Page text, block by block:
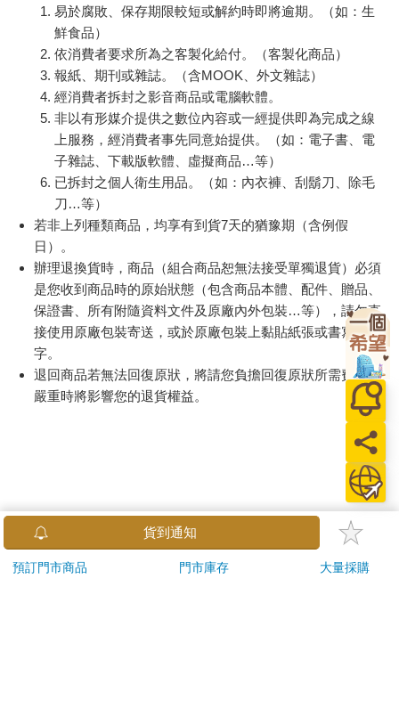
產品顏色可能會因網頁呈現與拍攝關係產生色差，圖片僅供
參考，商品依實際供貨樣式為準。
如果是大型商品（如：傢俱、床墊、家電、運動器材等）及
需安裝商品，請依商品頁面說明為主。訂單完成收款確認
後，出貨廠商將會和您聯繫確認相關配送等細節。
偏遠地區、樓層費及其它加價費用，皆由廠商於約定配送時
一併告知，廠商將保留出貨與否的權利。
提醒您！！
金石堂及銀行均不會請您操作ATM! 如接獲電話要求您前往
ATM提款機，請不要聽從指示，以免受騙上當！
退換貨須知：
**提醒您，鑑賞期不等於試用期，退回商品須為全新狀態**
依據「消費者保護法」第19條及行政院消費者保護處公告之
「通訊交易解除權合理例外情事適用準則」，以下商品購買
後，除商品本身有瑕疵外，將不提供7天的猶豫期：
易於腐敗、保存期限較短或解約時即將逾期。（如：生
鮮食品）
依消費者要求所為之客製化給付。（客製化商品）
非以有形媒介提供之數位內容或一經提供即為完成之線
上服務，經消費者事先同意始提供。（如：電子書、電
已拆封之個人衛生用品。（如：內衣褲、刮鬍刀、除毛
若非上列種類商品，均享有到貨7天的猶豫期（含例假
貨到通知
預訂門市商品 門市庫存 大量採購